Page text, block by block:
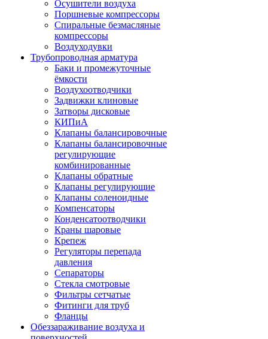
Осушители воздуха
Поршневые компрессоры
Спиральные безмасляные
компрессоры
Воздуходувки
Трубопроводная арматура
Баки и промежуточные
ёмкости
Воздухоотводчики
Задвижки клиновые
Затворы дисковые
КИПиА
Клапаны балансировочные
Клапаны балансировочные
регулирующие
комбинированные
Клапаны обратные
Клапаны регулирующие
Клапаны соленоидные
Компенсаторы
Конденсатоотводчики
Краны шаровые
Крепеж
Регуляторы перепада
давления
Сепараторы
Стекла смотровые
Фильтры сетчатые
Фитинги для труб
Фланцы
Обеззараживание воздуха и